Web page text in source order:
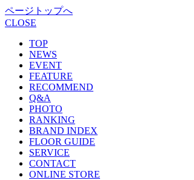
ページトップへ
CLOSE
TOP
NEWS
EVENT
FEATURE
RECOMMEND
Q&A
PHOTO
RANKING
BRAND INDEX
FLOOR GUIDE
SERVICE
CONTACT
ONLINE STORE